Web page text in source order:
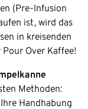
(Pre-Infusion
ist, wird das
in kreisenden
Over Kaffee!
Methoden:
Handhabung